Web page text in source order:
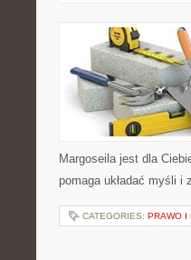
Margoseila jest dla
pomaga układać myśli
CATEGORIES: PRAWO I